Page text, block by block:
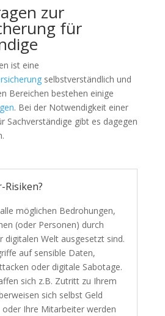
zur
für
ist eine
selbstverständlich und
Bereichen bestehen einige
. Bei der Notwendigkeit einer
Sachverständige gibt es dagegen
Risiken?
möglichen Bedrohungen,
(oder Personen) durch
digitalen Welt ausgesetzt sind.
auf sensible Daten,
oder digitale Sabotage.
sich z.B. Zutritt zu Ihrem
sich selbst Geld
oder Ihre Mitarbeiter werden